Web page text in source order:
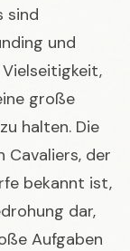
sind
und
große
halten. Die
Cavaliers, der
bekannt ist,
dar,
Aufgaben